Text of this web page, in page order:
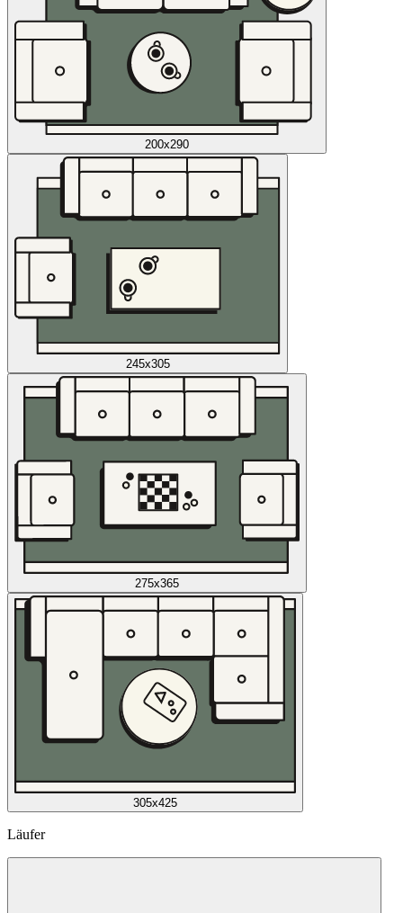
200x290
245x305
275x365
305x425
Läufer